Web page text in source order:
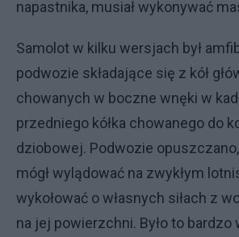
napastnika, musiał wykonywać
Samolot w kilku wersjach był
podwozie składające się z kół
chowanych w boczne wnęki w
przedniego kółka chowanego do
dziobowej. Podwozie
mógł wylądować na zwykłym
wykołować o własnych siłach z
na jej powierzchni. Było to bardzo